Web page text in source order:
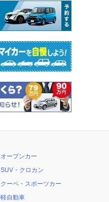
オープンカー
SUV・クロカン
クーペ・スポーツカー
軽自動車